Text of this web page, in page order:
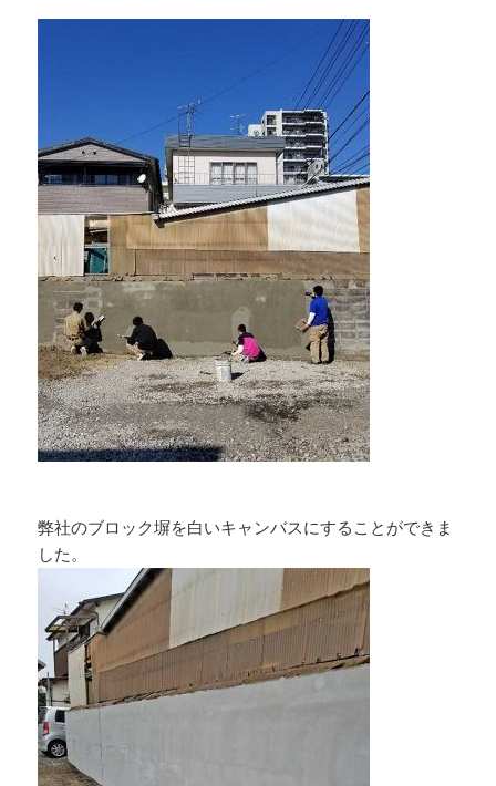
弊社のブロック塀を白いキャンバスにすることができま
した。